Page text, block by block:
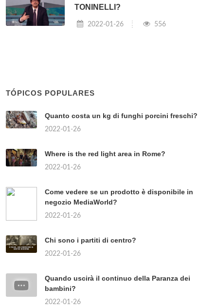
TONINELLI?
2022-01-26 556
TÓPICOS POPULARES
Quanto costa un kg di funghi porcini freschi?
2022-01-26
Where is the red light area in Rome?
2022-01-26
Come vedere se un prodotto è disponibile in
negozio MediaWorld?
2022-01-26
Chi sono i partiti di centro?
2022-01-26
Quando uscirà il continuo della Paranza dei
bambini?
2022-01-26